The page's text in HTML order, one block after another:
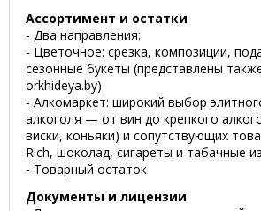
Ассортимент и остатки
- Два направления:
- Цветочное: срезка, композиции,
сезонные букеты (представлены
orkhideya.by)
- Алкомаркет: широкий выбор
алкоголя — от вин до крепкого
виски, коньяки) и сопутствующих
Rich, шоколад, сигареты и табачные
- Товарный остаток
Документы и лицензии